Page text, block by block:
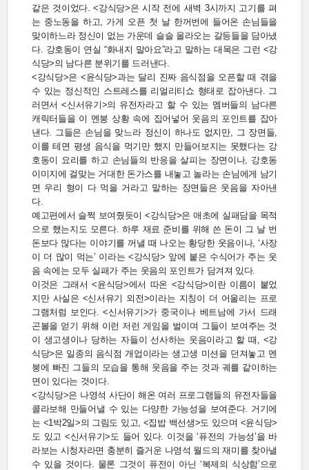
같은 것이었다. <강식당>은 시작 전에 새벽 3시까지 고기를 펴
는 중노동을 하고, 가게 오픈 첫 날 한꺼번에 들어온 손님들을
맞이하느라 정신이 없는 가운데 슬슬 올라오는 갈등들을 담아냈
다. 강호동이 연실 “화내지 말아요”라고 말하는 대목은 그런 <강
식당>의 남다른 분위기를 드러낸다.
<강식당>은 <윤식당>과는 달리 진짜 음식점을 오픈할 때 겪을
수 있는 정신적인 스트레스를 리얼리티쇼 형태로 잡아낸다. 그
러면서 <신서유기>의 유전자라고 할 수 있는 멤버들의 남다른
캐릭터들을 이 멘붕 상황 속에 집어넣어 웃음의 포인트를 잡아
낸다. 그들은 손님을 맞느라 정신이 하나도 없지만, 그 장면들,
이를 테면 평생 음식을 먹기만 했지 만들어보지는 못했다는 강
호동이 요리를 하고 손님들의 반응을 살피는 장면이나, 강호동
이미지에 걸맞는 거대한 돈가스를 내놓고 놀라는 손님에게 남기
면 우리 형이 다 먹을 거라고 말하는 장면들은 웃음을 자아낸
다.
예고편에서 슬쩍 보여줬듯이 <강식당>은 애초에 실패담을 목적
으로 했는지도 모른다. 하루 재료 준비를 위해 쓴 돈이 그 날 번
돈보다 많다는 이야기를 꺼낼 때 나오는 황당한 웃음이나, ‘사장
이 더 많이 먹는’ 이라는 <강식당> 앞에 붙은 수식어가 주는 웃
음 속에는 모두 실패가 주는 웃음의 포인트가 담겨져 있다.
이것은 그래서 <윤식당>에서 따온 <강식당>이란 이름이 붙었
지만 사실은 <신서유기 외전>이라는 지칭이 더 어울리는 프로
그램처럼 보인다. <신서유기>가 중국이나 베트남에 가서 드래
곤볼을 얻기 위해 이런 저런 게임을 벌이며 그들이 보여주는 것
이 생고생이나 당하는 자들이 선사하는 웃음이라고 할 때, <강
식당>은 일종의 음식점 개업이라는 생고생 미션을 던져놓고 멘
붕에 빠진 그들의 모습을 통해 웃음을 주는 것과 궤를 같이하는
면이 있다는 것이다.
<강식당>은 나영석 사단이 해온 여러 프로그램들의 유전자들을
콜라보해 만들어낼 수 있는 다양한 가능성을 보여준다. 거기에
는 <1박2일>의 그림도 있고, <집밥 백선생>도 있으며 <윤식당>
도 있고 <신서유기>도 들어 있다. 이것을 ‘퓨전의 가능성’을 바
라보는 시청자라면 충분히 즐거운 나영석 월드의 재미를 찾아낼
수 있을 것이다. 물론 그것이 퓨전이 아닌 ‘복제의 식상함’으로